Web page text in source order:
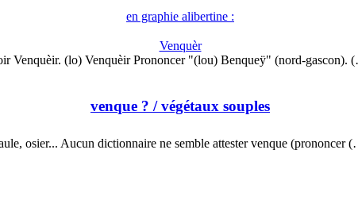
en graphie alibertine :
Venquèr
Venquèir. (lo) Venquèir Prononcer "(lou) Benqueÿ" (nord-gascon).
venque ? / végétaux souples
osier... Aucun dictionnaire ne semble attester venque (prononcer